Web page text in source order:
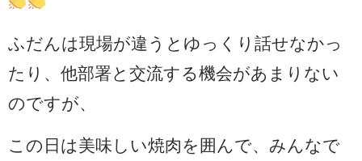
ふだんは現場が違うとゆっくり話せなかっ
たり、他部署と交流する機会があまりない
のですが、
この日は美味しい焼肉を囲んで、みんなで